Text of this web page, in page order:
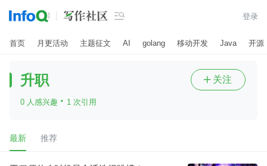
 登录
首页 月更活动 主题征文 AI golang 移动开发 Java 开源
升职
0 人感兴趣 · 1 次引用
 关注
最新 推荐